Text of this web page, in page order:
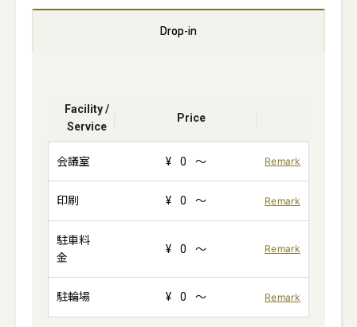
Drop-in
Facility /
Service
Price
会議室 ¥ 0 ～ Remark
印刷 ¥ 0 ～ Remark
駐車料
金
¥ 0 ～ Remark
駐輪場 ¥ 0 ～ Remark